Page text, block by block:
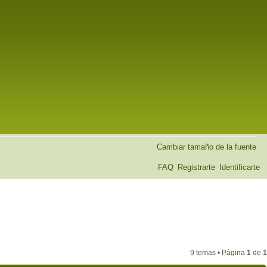
Cambiar tamaño de la fuente
FAQ Registrarte Identificarte
9 temas • Página 1 de 1